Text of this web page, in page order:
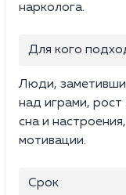
нарколога.
Для кого
Люди,
над играми,
сна и
мотивации.
Срок